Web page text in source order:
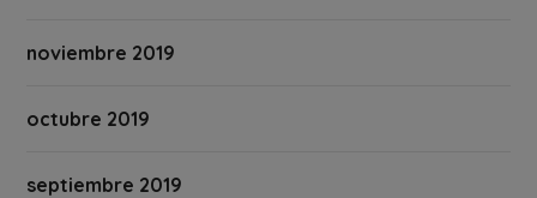
noviembre 2019
octubre 2019
septiembre 2019